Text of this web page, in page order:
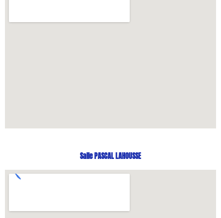
Salle PASCAL LAHOUSSE